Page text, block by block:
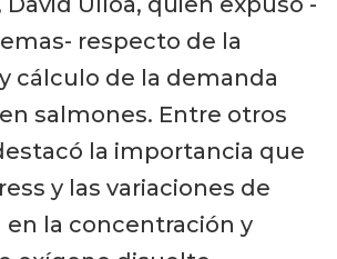
respecto de la
cálculo de la demanda
salmones. Entre otros
la importancia que
y las variaciones de
la concentración y